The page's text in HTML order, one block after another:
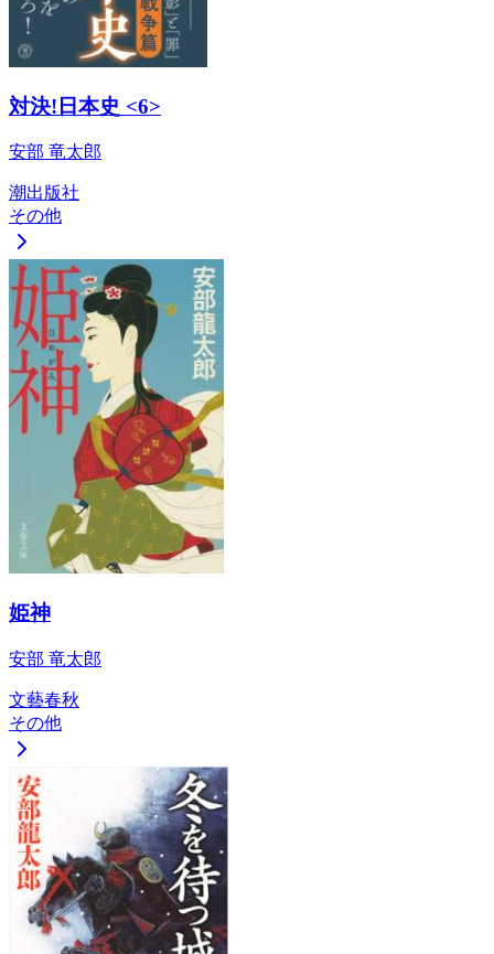
対決!日本史 <6>
安部 竜太郎
潮出版社
その他
姫神
安部 竜太郎
文藝春秋
その他